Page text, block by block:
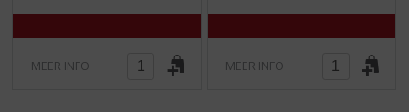
MEER INFO MEER INFO